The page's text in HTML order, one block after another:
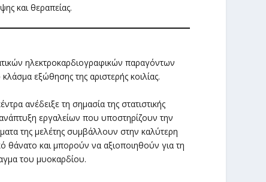
και θεραπείας.
ηλεκτροκαρδιογραφικών παραγόντων
εξώθησης της αριστερής κοιλίας.
ανέδειξε τη σημασία της στατιστικής
εργαλείων που υποστηρίζουν την
της μελέτης συμβάλλουν στην καλύτερη
θάνατο και μπορούν να αξιοποιηθούν για τη
του μυοκαρδίου.